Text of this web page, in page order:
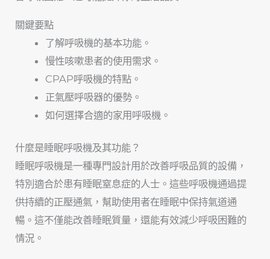
關鍵要點
了解呼吸機的基本功能。
慢性咳嗽患者的使用需求。
CPAP呼吸機的特點。
正氣壓呼吸器的優勢。
如何選擇合適的家用呼吸機。
什麼是睡眠呼吸機及其功能？
睡眠呼吸機是一種專門設計用於改善呼吸品質的設備，
特別適合於患有睡眠窒息症的人士。這些呼吸機通過提
供持續的正壓通氣，幫助使用者在睡眠中保持氣道通
暢。這不僅能改善睡眠質量，還能有效減少呼吸困難的
情況。